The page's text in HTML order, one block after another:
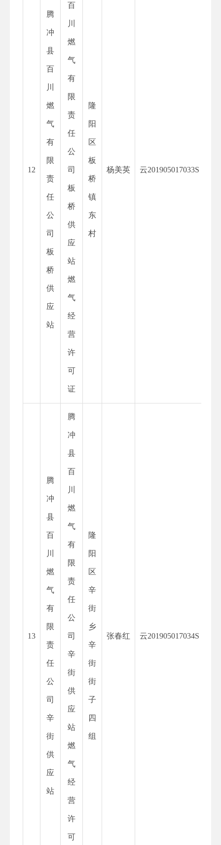
12
腾
冲
县
百
川
燃
气
有
限
责
任
公
司
板
桥
供
应
站
百
川
燃
气
有
限
责
任
公
司
板
桥
供
应
站
燃
气
经
营
许
可
证
隆
阳
区
板
桥
镇
东
村
杨美英 云201905017033S
13
腾
冲
县
百
川
燃
气
有
限
责
任
公
司
辛
街
供
应
站
腾
冲
县
百
川
燃
气
有
限
责
任
公
司
辛
街
供
应
站
燃
气
经
营
许
可
隆
阳
区
辛
街
乡
辛
街
街
子
四
组
张春红 云201905017034S